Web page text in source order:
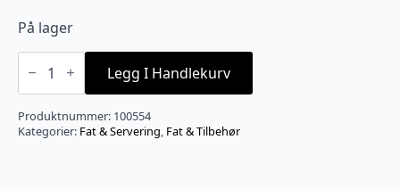
På lager
Oxebar
20L
PET
Keg
antall
Legg I Handlekurv
Produktnummer: 100554
Kategorier: Fat & Servering Fat & Tilbehør